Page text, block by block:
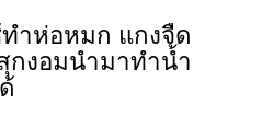
ำห่อหมก แกงจืด
กงอมนำมาทำน้ำ